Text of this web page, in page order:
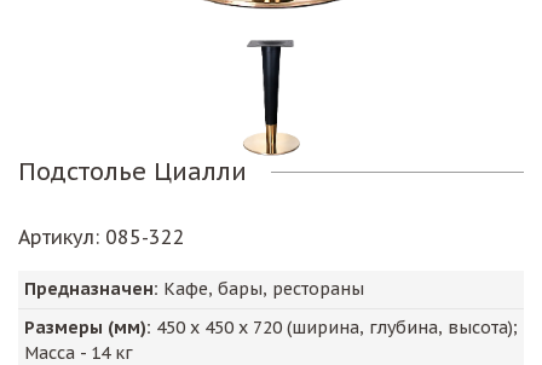
Подстолье Циалли
Артикул: 085-322
Предназначен: Кафе, бары, рестораны
Размеры (мм): 450 х 450 х 720 (ширина, глубина, высота);
Масса - 14кг